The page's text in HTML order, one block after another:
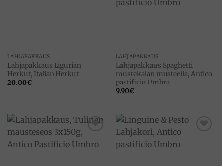
LAHJAPAKKAUS
Lahjapakkaus Ligurian
Herkut, Italian Herkut
20.00€
LAHJAPAKKAUS
Lahjapakkaus Spaghetti
mustekalan musteella, Antico
pastificio Umbro
9.90€
Add to
wishlist